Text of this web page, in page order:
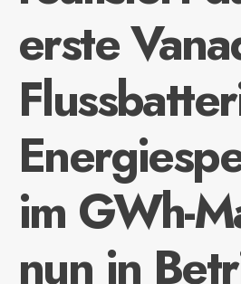
erste
im GWh-
nun in